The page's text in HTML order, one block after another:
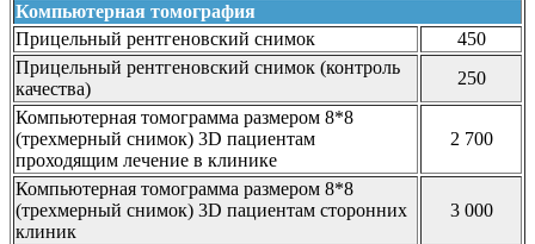
Компьютерная томография
Прицельный рентгеновский снимок
450
Прицельный рентгеновский снимок (контроль
качества)
250
Компьютерная томограмма размером 8*8
(трехмерный снимок) 3D пациентам
проходящим лечение в клинике
2 700
Компьютерная томограмма размером 8*8
(трехмерный снимок) 3D пациентам сторонних
клиник
3 000